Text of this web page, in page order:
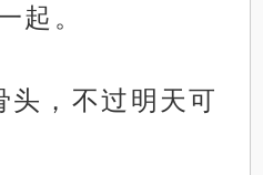
起。
头，不过明天可